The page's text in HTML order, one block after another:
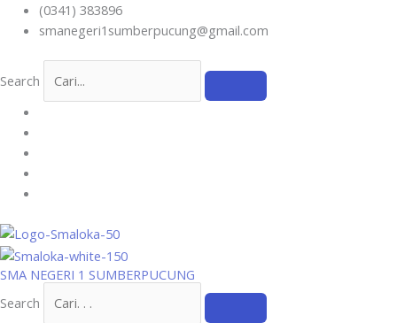
(0341) 383896
smanegeri1sumberpucung@gmail.com
Search
SMA NEGERI 1 SUMBERPUCUNG
Search